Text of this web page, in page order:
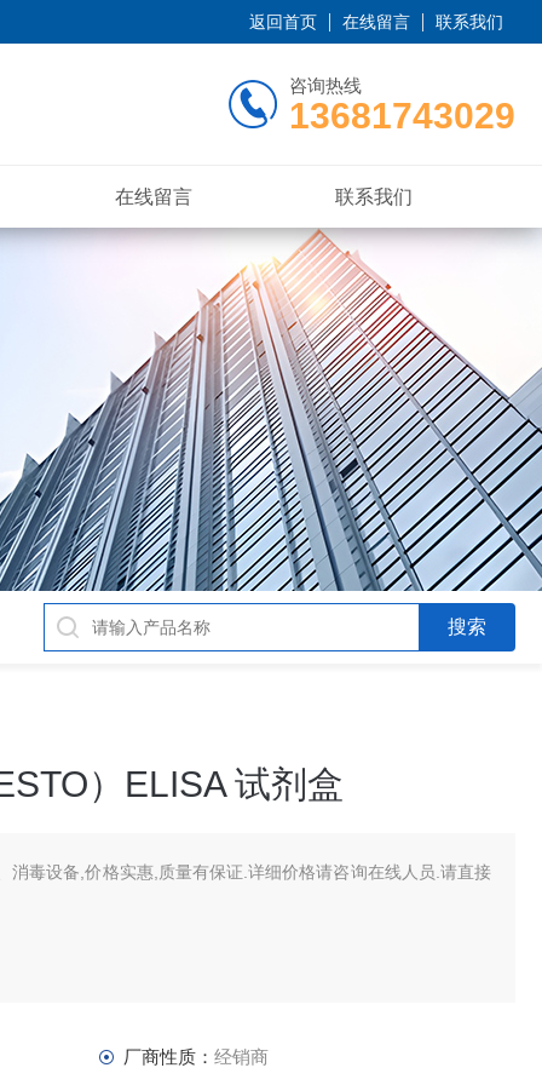
返回首页 在线留言 联系我们
咨询热线
13681743029
在线留言 联系我们
）ELISA 试剂盒
消毒设备,价格实惠,质量有保证.详细价格请咨询在线人员.请直接
厂商性质： 经销商